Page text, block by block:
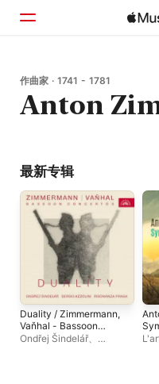
主页
浏览
作曲家 · 1741 - 1781
Anton
最新专辑
Duality / Zimmermann,
Vaňhal - Bassoon
Concertos
Ondřej Šindelář、